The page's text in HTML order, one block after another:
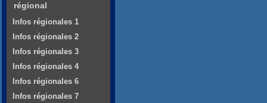
régional
Infos régionales 1
Infos régionales 2
Infos régionales 3
Infos régionales 4
Infos régionales 6
Infos régionales 7